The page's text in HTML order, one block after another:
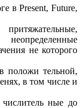
в Present, Future,
неопределенные
не которого
положи тельной,
в том числе и
ные до